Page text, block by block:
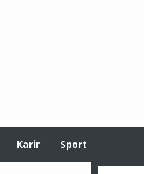
Karir Sport